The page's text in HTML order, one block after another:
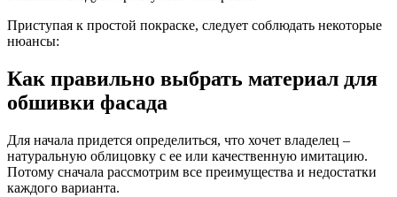
Приступая к простой покраске, следует соблюдать некоторые
нюансы:
Как правильно выбрать материал для
обшивки фасада
Для начала придется определиться, что хочет владелец –
натуральную облицовку с ее или качественную имитацию.
Потому сначала рассмотрим все преимущества и недостатки
каждого варианта.